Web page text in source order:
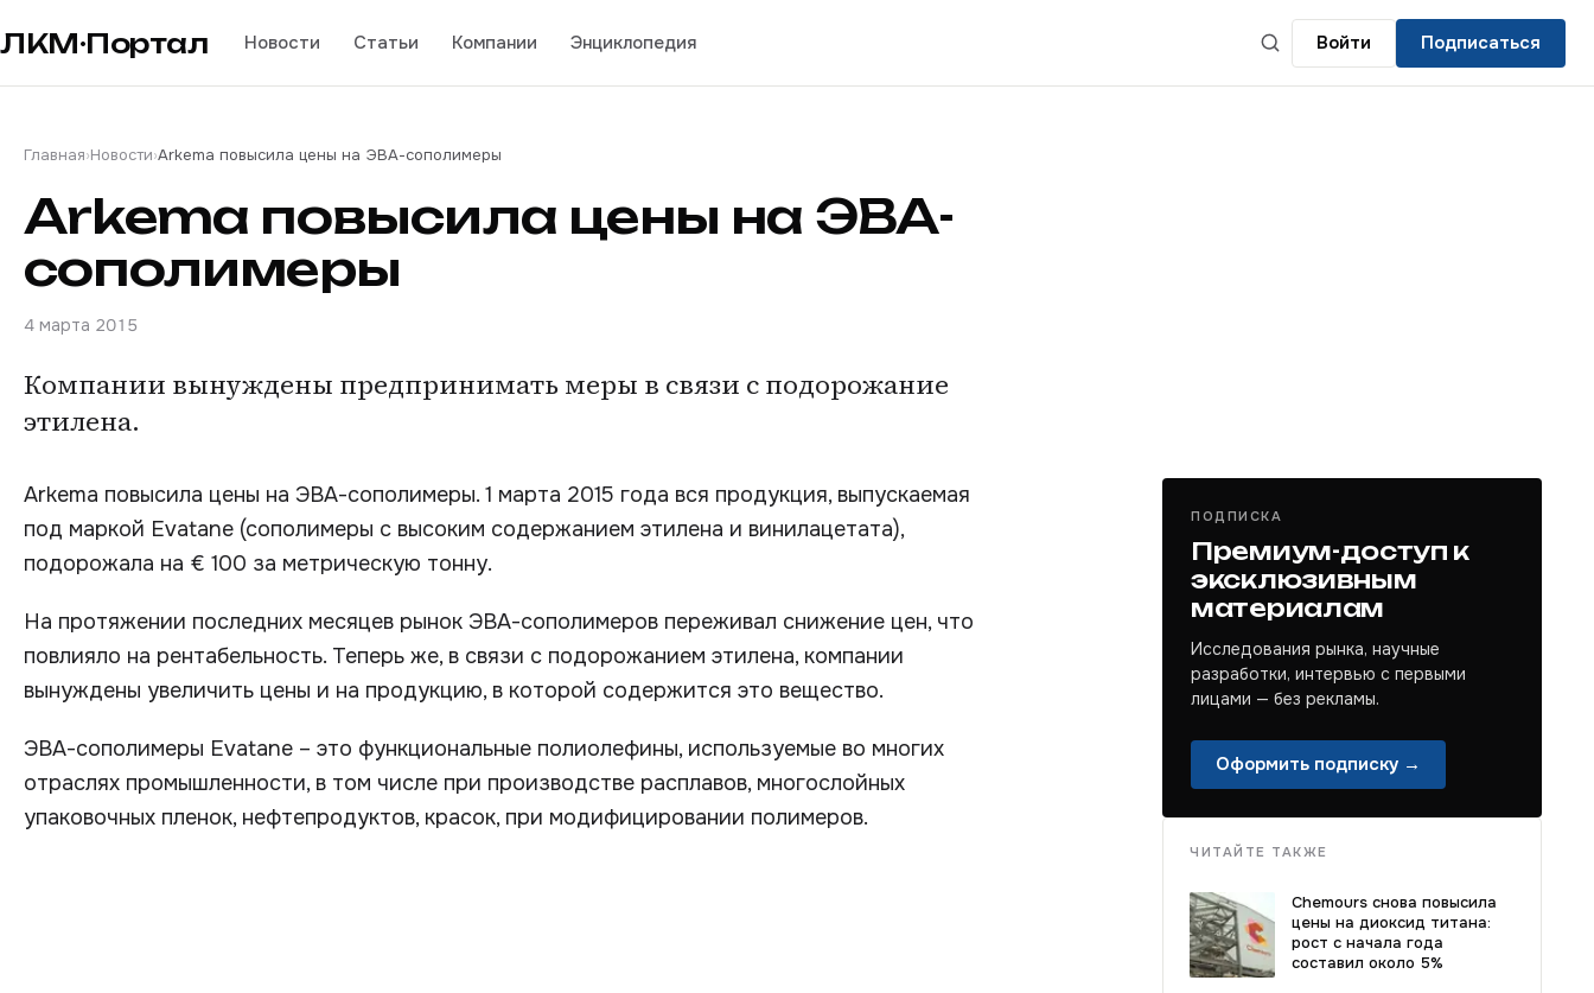
ЛКМ·Портал Новости Статьи Компании Энциклопедия Войти Подписаться
Главная›Новости›Arkema повысила цены на ЭВА-сополимеры
Arkema повысила цены на ЭВА-
сополимеры
4 марта 2015
Компании вынуждены предпринимать меры в связи с подорожание
этилена.
Arkema повысила цены на ЭВА-сополимеры. 1 марта 2015 года вся продукция, выпускаемая
под маркой Evatane (сополимеры с высоким содержанием этилена и винилацетата),
подорожала на € 100 за метрическую тонну.
На протяжении последних месяцев рынок ЭВА-сополимеров переживал снижение цен, что
повлияло на рентабельность. Теперь же, в связи с подорожанием этилена, компании
вынуждены увеличить цены и на продукцию, в которой содержится это вещество.
ЭВА-сополимеры Evatane – это функциональные полиолефины, используемые во многих
отраслях промышленности, в том числе при производстве расплавов, многослойных
упаковочных пленок, нефтепродуктов, красок, при модифицировании полимеров.
ПОДПИСКА
Премиум-доступ к
эксклюзивным
материалам
Исследования рынка, научные
разработки, интервью с первыми
лицами — без рекламы.
Оформить подписку →
ЧИТАЙТЕ ТАКЖЕ
Chemours снова повысила
цены на диоксид титана:
рост с начала года
составил около 5%